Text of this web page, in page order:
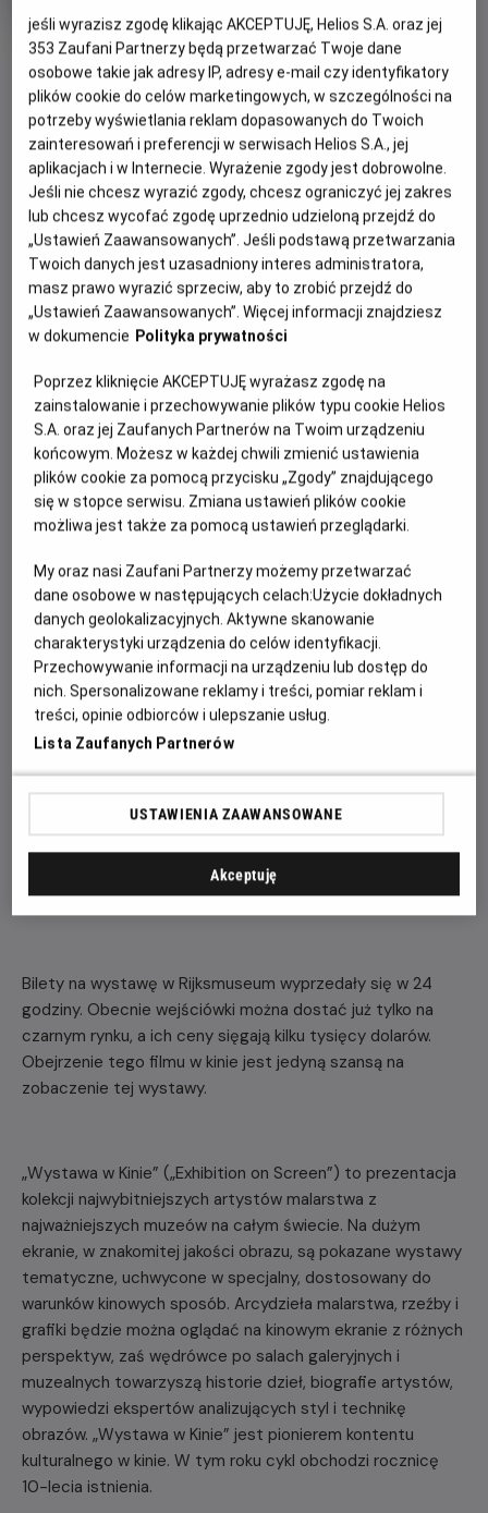
OBSERWUJ
rok
produkcji
PREMIERA
26 maja 2023
WIĘCEJ SZCZEGÓŁÓW
OPIS FILMU
Premierowy film z cyklu „Wystawa w Kinie” zaprasza
widzów na kinową wycieczkę po legendarnym
amsterdamskim Rijksmuseum, gdzie od 10 lutego do 4
czerwca 2023 roku ma miejsce największa w historii
wystawa arcydzieł Vermeera. Zostały na nią wypożyczone
mistrza. Przyjrzymy się w detalach między innymi:
„Dziewczynie z perłą”, „Geografowi”, „Mleczarce”
(„Dziewczynie nalewająca mleko”), „Uliczce”, „Pani piszącej
list i jej służącej” czy „Kobiecie z wagą”. Łącznie w jednym
miejscu zgromadzono aż 28 obrazów z około 37
przypisywanych Vermeerowi. Po wystawie oprowadzi nas
Nigdy nie było w historii wystawy, na której zgromadzono
aż taką ilość dzieł Vermeera. Obrazy sprowadzono z
muzeów rozsianych po całym świecie. Wypożyczono je
między innymi z Narodowej Galerii Sztuki w Waszyngtonie,
Irlandzkiej Galerii Narodowej w Dublinie czy Galerii Obrazów
Starych Mistrzów w Dreźnie, a także z prywatnych kolekcji.
Po raz pierwszy w historii galeria Frick Collection z Nowego
Jorku wypożyczyła trzy obrazy Vermeera, podkreśla to
i jej służąca”, „Przerwana lekcja muzyki” oraz „Oficer i
śmiejąca się dziewczyna”.
Bilety na wystawę w Rijksmuseum wyprzedały się w 24
godziny. Obecnie wejściówki można dostać już tylko na
czarnym rynku, a ich ceny sięgają kilku tysięcy dolarów.
Obejrzenie tego filmu w kinie jest jedyną szansą na
zobaczenie tej wystawy.
„Wystawa w Kinie” („Exhibition on Screen”) to prezentacja
kolekcji najwybitniejszych artystów malarstwa z
najważniejszych muzeów na całym świecie. Na dużym
ekranie, w znakomitej jakości obrazu, są pokazane wystawy
tematyczne, uchwycone w specjalny, dostosowany do
warunków kinowych sposób. Arcydzieła malarstwa, rzeźby i
grafiki będzie można oglądać na kinowym ekranie z różnych
perspektyw, zaś wędrówce po salach galeryjnych i
muzealnych towarzyszą historie dzieł, biografie artystów,
wypowiedzi ekspertów analizujących styl i technikę
obrazów. „Wystawa w Kinie” jest pionierem kontentu
kulturalnego w kinie. W tym roku cykl obchodzi rocznicę
10-lecia istnienia.
jeśli wyrazisz zgodę klikając AKCEPTUJĘ, Helios S.A. oraz jej
353 Zaufani Partnerzy będą przetwarzać Twoje dane
osobowe takie jak adresy IP, adresy e-mail czy identyfikatory
plików cookie do celów marketingowych, w szczególności na
potrzeby wyświetlania reklam dopasowanych do Twoich
zainteresowań i preferencji w serwisach Helios S.A., jej
aplikacjach i w Internecie. Wyrażenie zgody jest dobrowolne.
Jeśli nie chcesz wyrazić zgody, chcesz ograniczyć jej zakres
lub chcesz wycofać zgodę uprzednio udzieloną przejdź do
„Ustawień Zaawansowanych”. Jeśli podstawą przetwarzania
Twoich danych jest uzasadniony interes administratora,
masz prawo wyrazić sprzeciw, aby to zrobić przejdź do
„Ustawień Zaawansowanych”. Więcej informacji znajdziesz
w dokumencie Polityka prywatności
Poprzez kliknięcie AKCEPTUJĘ wyrażasz zgodę na
zainstalowanie i przechowywanie plików typu cookie Helios
S.A. oraz jej Zaufanych Partnerów na Twoim urządzeniu
końcowym. Możesz w każdej chwili zmienić ustawienia
plików cookie za pomocą przycisku „Zgody” znajdującego
się w stopce serwisu. Zmiana ustawień plików cookie
możliwa jest także za pomocą ustawień przeglądarki.
My oraz nasi Zaufani Partnerzy możemy przetwarzać
dane osobowe w następujących celach:Użycie dokładnych
danych geolokalizacyjnych. Aktywne skanowanie
charakterystyki urządzenia do celów identyfikacji.
Przechowywanie informacji na urządzeniu lub dostęp do
nich. Spersonalizowane reklamy i treści, pomiar reklam i
treści, opinie odbiorców i ulepszanie usług.
Lista Zaufanych Partnerów
USTAWIENIA ZAAWANSOWANE
Akceptuję